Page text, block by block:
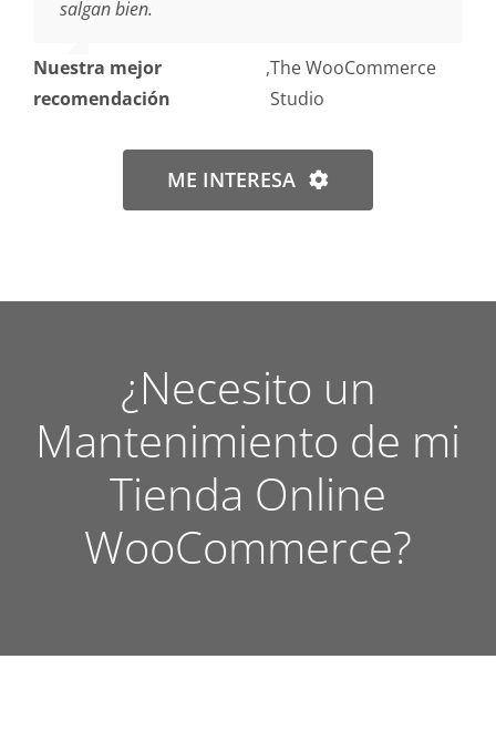
salgan bien.
Nuestra mejor
recomendación
,The WooCommerce
Studio
ME INTERESA
¿Necesito un
Mantenimiento de mi
Tienda Online
WooCommerce?